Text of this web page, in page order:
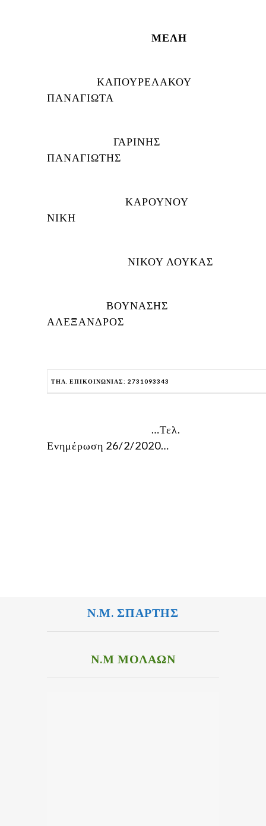
ΜΕΛΗ
ΚΑΠΟΥΡΕΛΑΚΟΥ
ΠΑΝΑΓΙΩΤΑ
ΓΑΡΙΝΗΣ
ΠΑΝΑΓΙΩΤΗΣ
ΚΑΡΟΥΝΟΥ
ΝΙΚΗ
ΝΙΚΟΥ ΛΟΥΚΑΣ
ΒΟΥΝΑΣΗΣ
ΑΛΕΞΑΝΔΡΟΣ
ΤΗΛ. ΕΠΙΚΟΙΝΩΝΙΑΣ: 2731093343
…Τελ.
Ενημέρωση 26/2/2020…
Ν.Μ. ΣΠΑΡΤΗΣ
Ν.Μ ΜΟΛΑΩΝ